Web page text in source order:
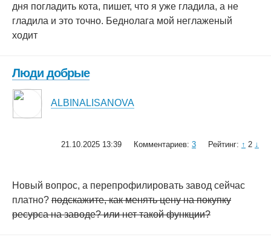
дня погладить кота, пишет, что я уже гладила, а не
гладила и это точно. Беднолага мой неглаженый
ходит
Люди добрые
ALBINALISANOVA
21.10.2025 13:39 Комментариев: 3 Рейтинг: ↑ 2 ↓
Новый вопрос, а перепрофилировать завод сейчас
платно? подскажите, как менять цену на покупку
ресурса на заводе? или нет такой функции?